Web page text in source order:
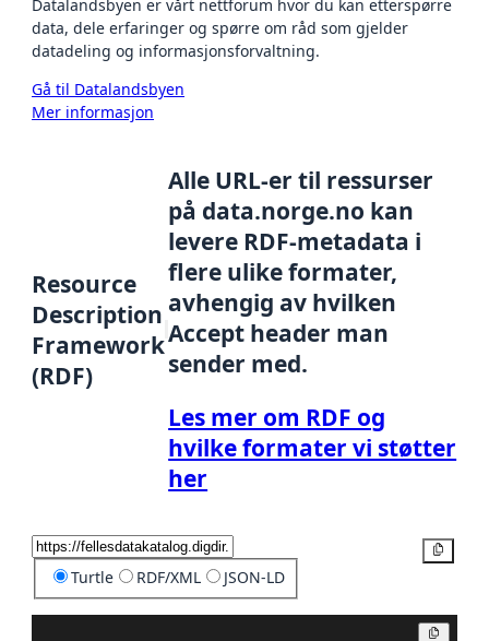
Datalandsbyen er vårt nettforum hvor du kan etterspørre
data, dele erfaringer og spørre om råd som gjelder
datadeling og informasjonsforvaltning.
Gå til Datalandsbyen
Mer informasjon
Resource
Description
Framework
(RDF)
Alle URL-er til ressurser
på data.norge.no kan
levere RDF-metadata i
flere ulike formater,
avhengig av hvilken
Accept header man
sender med.
Les mer om RDF og
hvilke formater vi støtter
her
Turtle RDF/XML JSON-LD